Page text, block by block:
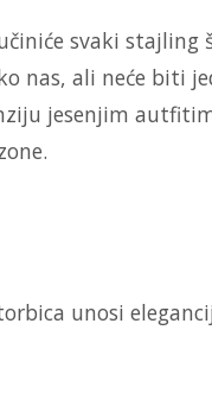
svaki stajling
nas, ali neće biti
jesenjim
unosi